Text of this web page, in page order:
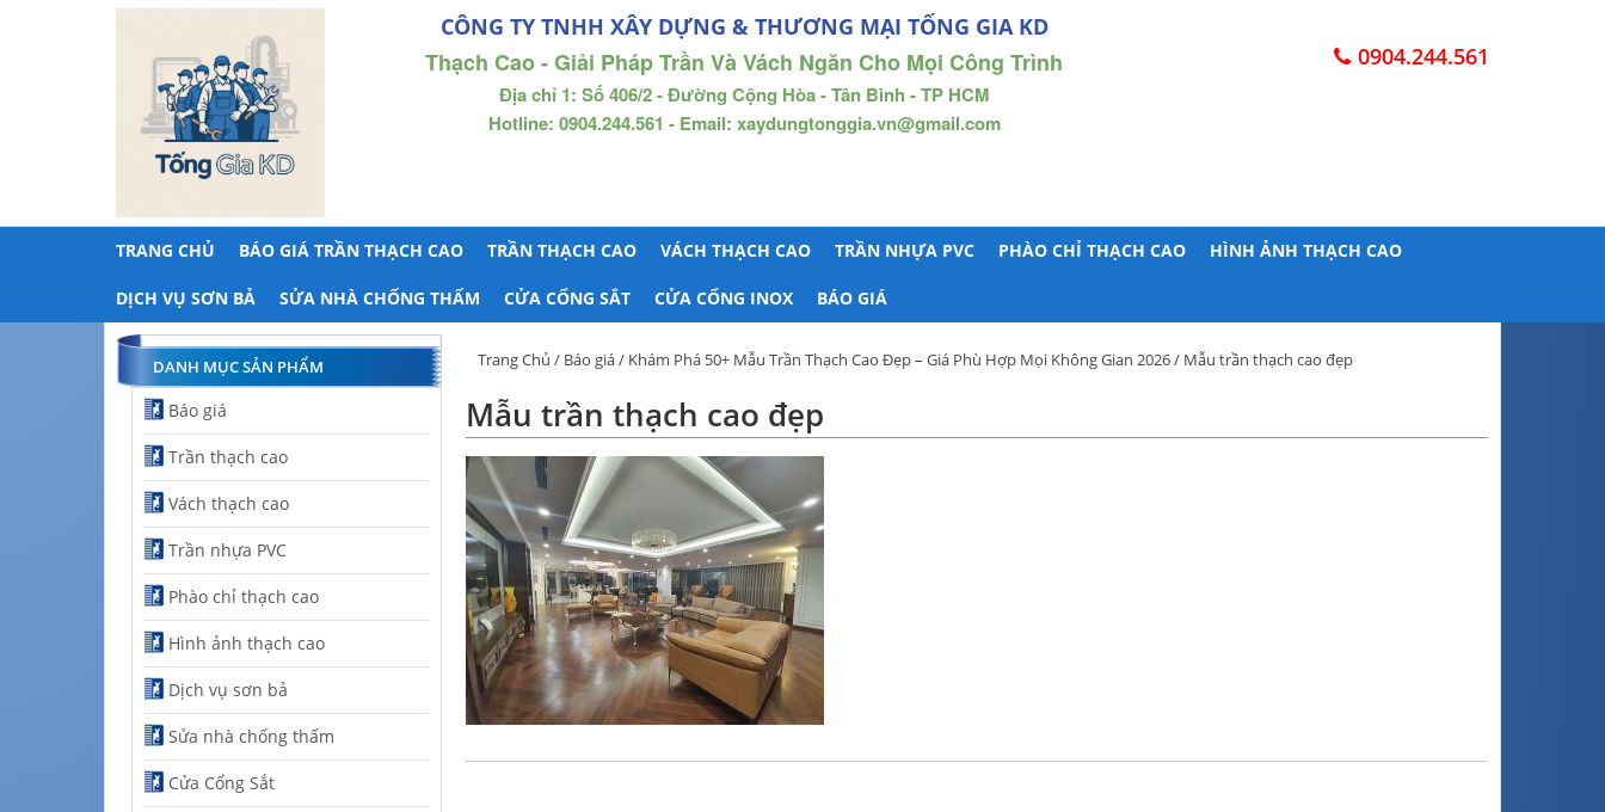
CÔNG TY TNHH XÂY DỰNG & THƯƠNG MẠI TỐNG GIA KD
Thạch Cao - Giải Pháp Trần Và Vách Ngăn Cho Mọi Công Trình
Địa chỉ 1: Số 406/2 - Đường Cộng Hòa - Tân Bình - TP HCM
Hotline: 0904.244.561 - Email: xaydungtonggia.vn@gmail.com
0904.244.561
TRANG CHỦ BÁO GIÁ TRẦN THẠCH CAO TRẦN THẠCH CAO VÁCH THẠCH CAO TRẦN NHỰA PVC PHÀO CHỈ THẠCH CAO HÌNH ẢNH THẠCH CAO
DỊCH VỤ SƠN BẢ SỬA NHÀ CHỐNG THẤM CỬA CỔNG SẮT CỬA CỔNG INOX BÁO GIÁ
Trang Chủ / Báo giá/ Khám Phá 50+ Mẫu Trần Thạch Cao Đẹp – Giá Phù Hợp Mọi Không Gian 2026/ Mẫu trần thạch cao đẹp
Mẫu trần thạch cao đẹp
DANH MỤC SẢN PHẨM
Báo giá
Trần thạch cao
Vách thạch cao
Trần nhựa PVC
Phào chỉ thạch cao
Hình ảnh thạch cao
Dịch vụ sơn bả
Sửa nhà chống thấm
Cửa Cổng Sắt